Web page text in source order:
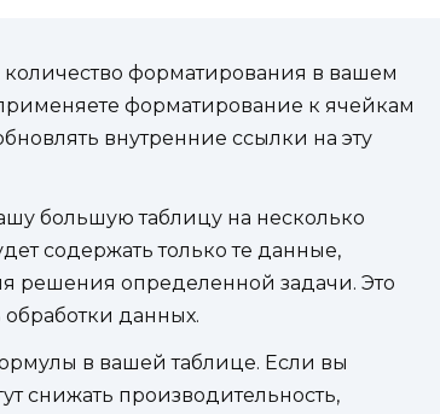
форматирования в вашем
форматирование к ячейкам
внутренние ссылки на эту
большую таблицу на несколько
содержать только те данные,
решения определенной задачи. Это
данных.
в вашей таблице. Если вы
снижать производительность,